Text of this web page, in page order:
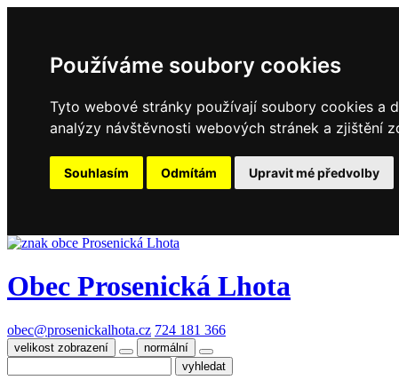
Používáme soubory cookies
Tyto webové stránky používají soubory cookies a
analýzy návštěvnosti webových stránek a zjištění
Souhlasím Odmítám Upravit mé předvolby
Obec Prosenická Lhota
obec@prosenickalhota.cz 724 181 366
velikost zobrazení normální